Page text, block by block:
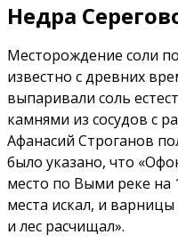
Недра
Месторождение соли
известно с древних
выпаривали соль
камнями из сосудов с
Афанасий Строганов
было указано, что
место по Выми реке на
места искал, и
и лес расчищал».